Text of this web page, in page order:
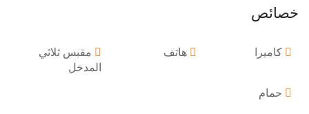
خصائص
كاميرا هاتف
مقبس ثلاثي
المدخل
حمام